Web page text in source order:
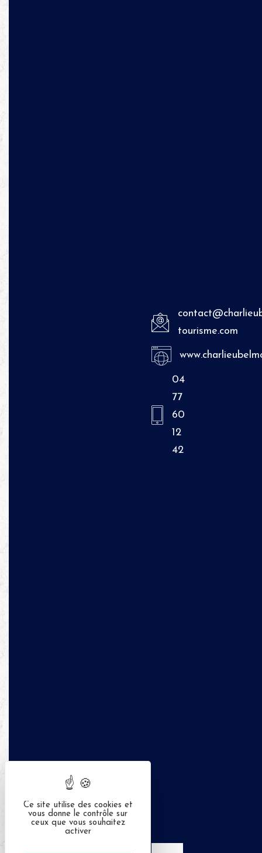
tourisme.com
04
77
60
12
42
Ce site utilise des cookies et
vous donne le contrôle sur
ceux que vous souhaitez
activer